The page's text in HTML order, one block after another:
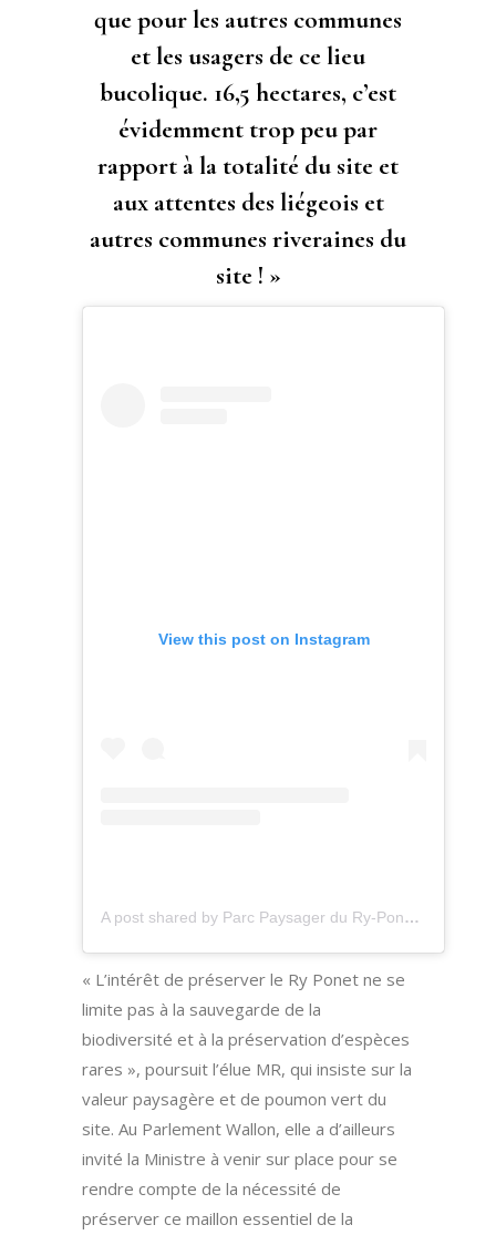
que pour les autres communes
et les usagers de ce lieu
bucolique. 16,5 hectares, c’est
évidemment trop peu par
rapport à la totalité du site et
aux attentes des liégeois et
autres communes riveraines du
site ! »
View this post on Instagram
A post shared by Parc Paysager du Ry-Ponet (@ryponet)
« L’intérêt de préserver le Ry Ponet ne se
limite pas à la sauvegarde de la
biodiversité et à la préservation d’espèces
rares », poursuit l’élue MR, qui insiste sur la
valeur paysagère et de poumon vert du
site. Au Parlement Wallon, elle a d’ailleurs
invité la Ministre à venir sur place pour se
rendre compte de la nécessité de
préserver ce maillon essentiel de la